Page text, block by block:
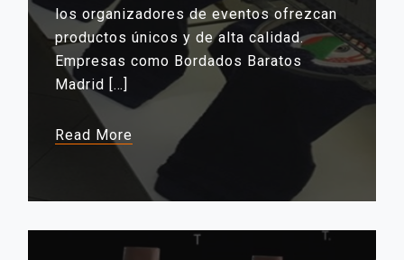
los organizadores de eventos ofrezcan
productos únicos y de alta calidad.
Empresas como Bordados Baratos
Madrid […]
Read More